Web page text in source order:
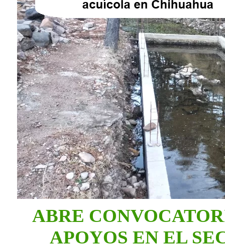
ABRE
APOYOS EN EL